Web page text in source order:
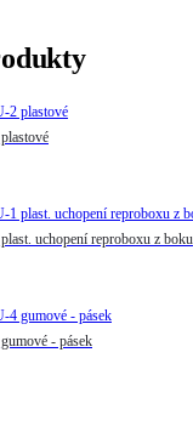
uchopení reproboxu z boku
- pásek